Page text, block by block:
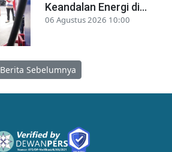
Keandalan Energi di...
06 Agustus 2026 10:00
Berita Sebelumnya